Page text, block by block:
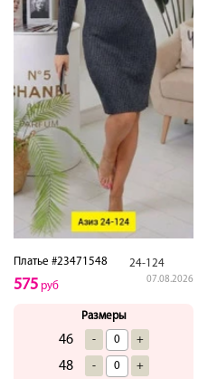
Платье #23471548 24-124
07.08.2026
575 руб
Размеры
46 - +
48 - +